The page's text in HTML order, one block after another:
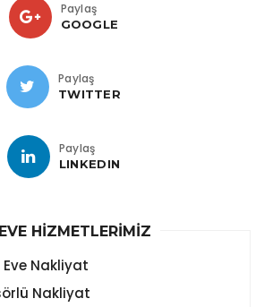
Paylaş
GOOGLE
Paylaş
TWITTER
Paylaş
LINKEDIN
HİZMETLERİMİZ
Nakliyat
Nakliyat